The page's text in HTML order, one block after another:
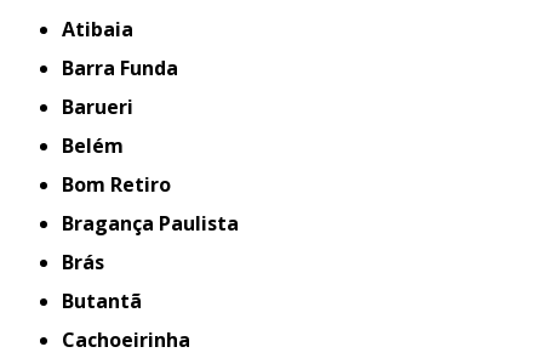
Atibaia
Barra Funda
Barueri
Belém
Bom Retiro
Bragança Paulista
Brás
Butantã
Cachoeirinha